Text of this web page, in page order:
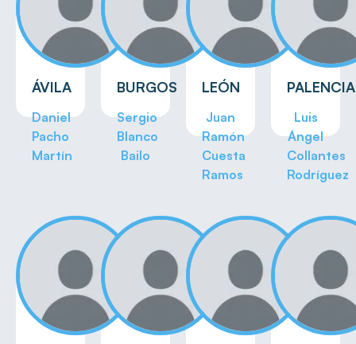
ÁVILA
Daniel
Pacho
Martín
BURGOS
Sergio
Blanco
Bailo
LEÓN
Juan
Ramón
Cuesta
Ramos
PALENCIA
Luis
Ángel
Collantes
Rodríguez